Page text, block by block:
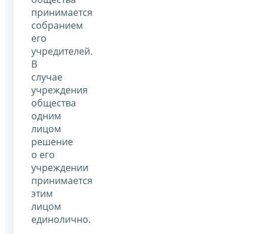
принимается
собранием
его
учредителей.
В
случае
учреждения
общества
одним
лицом
решение
о его
учреждении
принимается
этим
лицом
единолично.